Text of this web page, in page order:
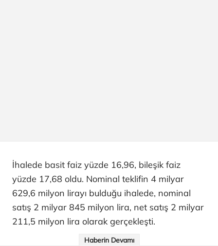
İhalede basit faiz yüzde 16,96, bileşik faiz
yüzde 17,68 oldu. Nominal teklifin 4 milyar
629,6 milyon lirayı bulduğu ihalede, nominal
satış 2 milyar 845 milyon lira, net satış 2 milyar
211,5 milyon lira olarak gerçekleşti.
Haberin Devamı